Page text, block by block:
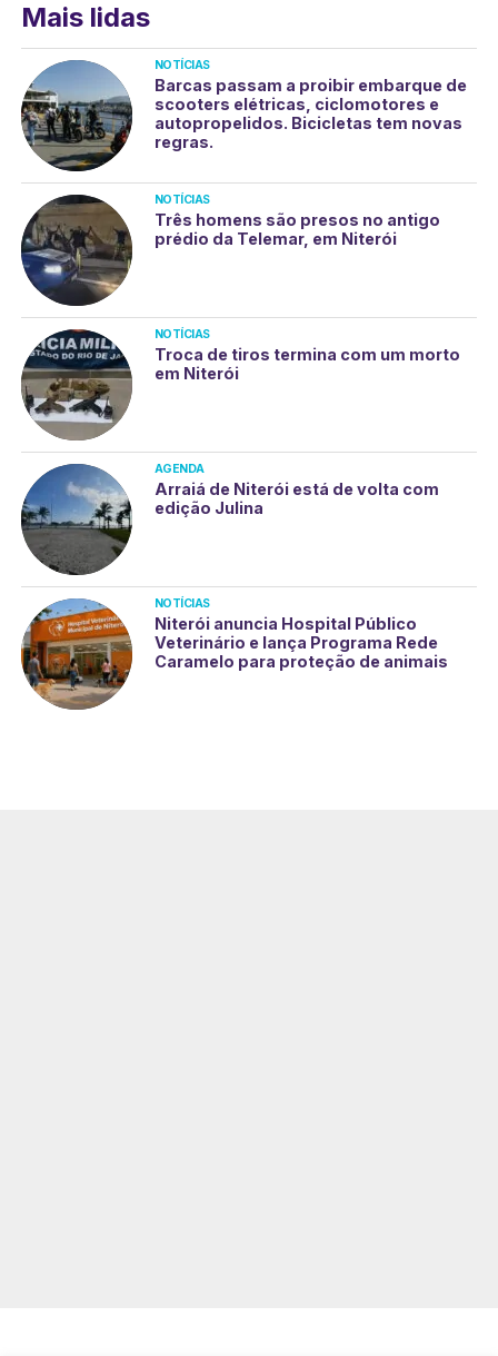
Mais lidas
NOTÍCIAS
Barcas passam a proibir embarque de
scooters elétricas, ciclomotores e
autopropelidos. Bicicletas tem novas
regras.
NOTÍCIAS
Três homens são presos no antigo
prédio da Telemar, em Niterói
NOTÍCIAS
Troca de tiros termina com um morto
em Niterói
AGENDA
Arraiá de Niterói está de volta com
edição Julina
NOTÍCIAS
Niterói anuncia Hospital Público
Veterinário e lança Programa Rede
Caramelo para proteção de animais